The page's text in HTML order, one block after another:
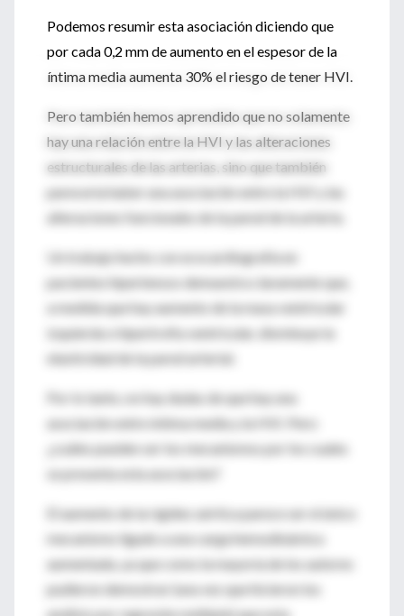
Podemos resumir esta asociación diciendo que
por cada 0,2 mm de aumento en el espesor de la
íntima media aumenta 30% el riesgo de tener HVI.
Pero también hemos aprendido que no solamente
hay una relación entre la HVI y las alteraciones
estructurales de las arterias, sino que también
parecería haber una asociación entre la HVI y las
alteraciones funcionales de la pared de la arteria.
Un trabajo hecho con ecocardiografía en
pacientes hipertensos demuestra claramente que,
a medida que hay aumento de la masa ventricular
izquierda o hipertrofia ventricular, disminuye la
elasticidad de la pared arterial.
Por lo tanto, no hay dudas de que hay una
asociación entre íntima media y la HVI. Pero
¿cuáles pueden ser los mecanismos por los cuales
se presenta esta asociación?
El aumento de la rigidez aórtica parece ser el único
mecanismo ligado a una carga hemodinámica
aumentada, ya que como la mayoría de los autores
pudieron demostrar (una vez que hicieron los